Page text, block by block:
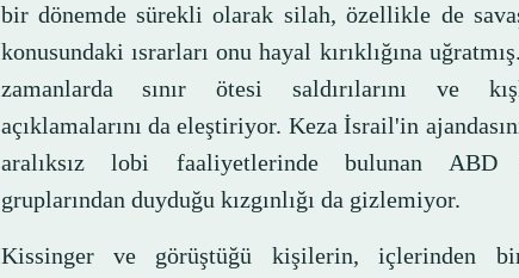
bir dönemde sürekli olarak silah, özellikle de
konusundaki ısrarları onu hayal kırıklığına
zamanlarda sınır ötesi saldırılarını ve
açıklamalarını da eleştiriyor. Keza İsrail'in
aralıksız lobi faaliyetlerinde bulunan ABD
gruplarından duyduğu kızgınlığı da gizlemiyor.
Kissinger ve görüştüğü kişilerin, içlerinden